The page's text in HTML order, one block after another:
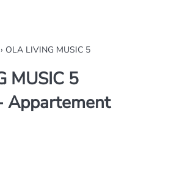
› OLA LIVING MUSIC 5
MUSIC 5
Appartement